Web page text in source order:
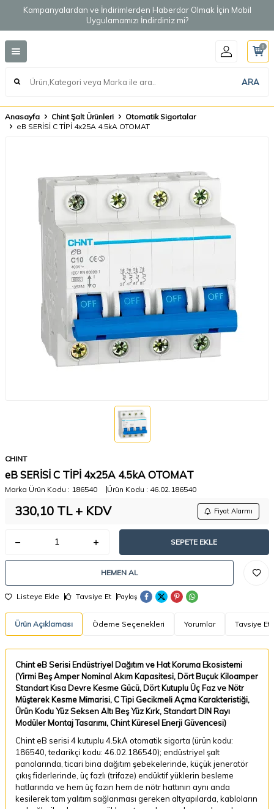
Kampanyalardan ve İndirimlerden Haberdar Olmak İçin Mobil
Uygulamamızı İndirdiniz mi?
ARA
0
Anasayfa Chint Şalt Ürünleri
Otomatik Sigortalar
eB SERİSİ C TİPİ 4x25A 4.5kA OTOMAT
CHINT
eB SERİSİ C TİPİ 4x25A 4.5kA OTOMAT
Marka Ürün Kodu : 186540 Ürün Kodu : 46.02.186540
330,10 TL + KDV Fiyat Alarmı
SEPETE EKLE
HEMEN AL
Listeye Ekle Tavsiye Et Paylaş
Ürün Açıklaması Ödeme Seçenekleri Yorumlar Tavsiye Et
Chint eB Serisi Endüstriyel Dağıtım ve Hat Koruma Ekosistemi
(Yirmi Beş Amper Nominal Akım Kapasitesi, Dört Buçuk Kiloamper
Standart Kısa Devre Kesme Gücü, Dört Kutuplu Üç Faz ve Nötr
Müşterek Kesme Mimarisi, C Tipi Gecikmeli Açma Karakteristiği,
Ürün Kodu Yüz Seksen Altı Beş Yüz Kırk, Standart DIN Rayı
Modüler Montaj Tasarımı, Chint Küresel Enerji Güvencesi)
Chint eB serisi 4 kutuplu 4.5kA otomatik sigorta (ürün kodu:
186540, tedarikçi kodu: 46.02.186540); endüstriyel şalt
panolarında, ticari bina dağıtım şebekelerinde, küçük jeneratör
çıkış fiderlerinde, üç fazlı (trifaze) endüktif yüklerin besleme
hatlarında ve hem üç fazın hem de nötr hattının aynı anda
kesilerek tam yalıtım sağlanması gereken altyapılarda, kabloların